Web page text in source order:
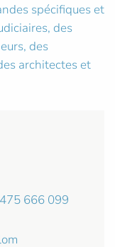
spécifiques et
des
des
architectes et
666 099